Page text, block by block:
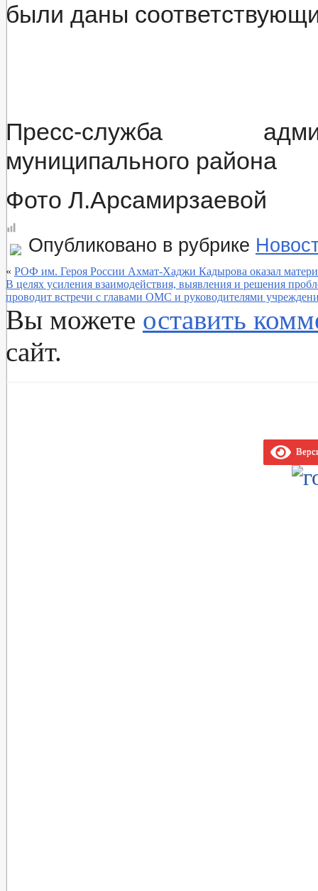
были даны
Пресс-служба
муниципального района
Фото Л.Арсамирзаевой
Опубликовано в рубрике
« РОФ им. Героя России Ахмат-Хаджи Кадырова оказал
В целях усиления взаимодействия, выявления и решения
проводит встречи с главами ОМС и руководителями
Вы можете оставить
сайт.